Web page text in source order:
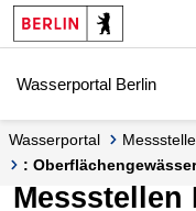
Springe zur Navigation
Springe zum Inhalt
Wasserportal Berlin
Wasserportal
Messstelle
:
Messstellen